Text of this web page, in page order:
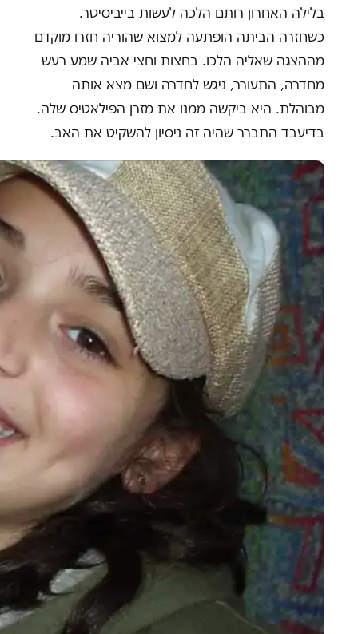
בלילה האחרון רותם הלכה לעשות בייביסיטר.
כשחזרה הביתה הופתעה למצוא שהוריה חזרו מוקדם
מההצגה שאליה הלכו. בחצות וחצי אביה שמע רעש
מחדרה, התעורר, ניגש לחדרה ושם מצא אותה
מבוהלת. היא ביקשה ממנו את מזרן הפילאטיס שלה.
בדיעבד התברר שהיה זה ניסיון להשקיט את האב.